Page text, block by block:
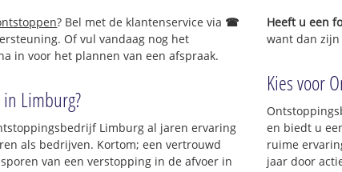
? Bel met de klantenservice via ☎
Of vul vandaag nog het
in voor het plannen van een afspraak.
Limburg?
Limburg al jaren ervaring
als bedrijven. Kortom; een vertrouwd
van een verstopping in de afvoer in
Heeft u een
want dan
Kies voor
en biedt u
ruime
jaar door